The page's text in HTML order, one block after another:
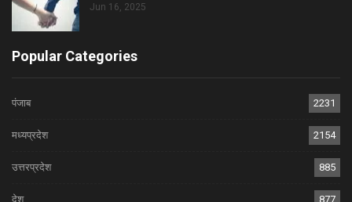
Jun 16, 2025
Popular Categories
पंजाब 2231
मध्यप्रदेश 2154
उत्तरप्रदेश 885
देश 877